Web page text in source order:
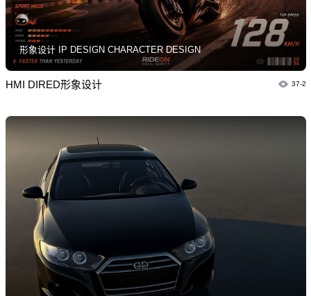
形象设计 IP DESIGN CHARACTER DESIGN
HMI DIRED形象设计 37-2